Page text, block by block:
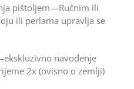
pištoljem—Ručnim ili
ili perlama upravlja se
navođenje
2x (ovisno o zemlji)